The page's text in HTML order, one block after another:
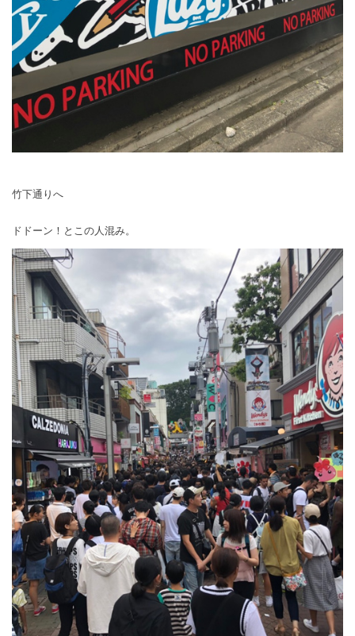
竹下通りへ
ドドーン！とこの人混み。